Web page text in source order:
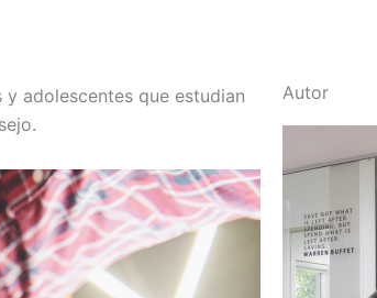
adolescentes que estudian
Autor